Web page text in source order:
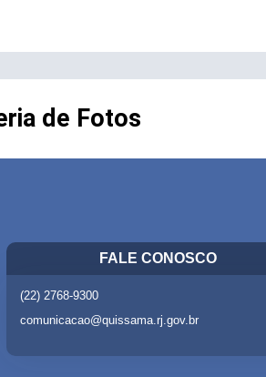
de Fotos
FALE CONOSCO
(22) 2768-9300
comunicacao@quissama.rj.gov.br